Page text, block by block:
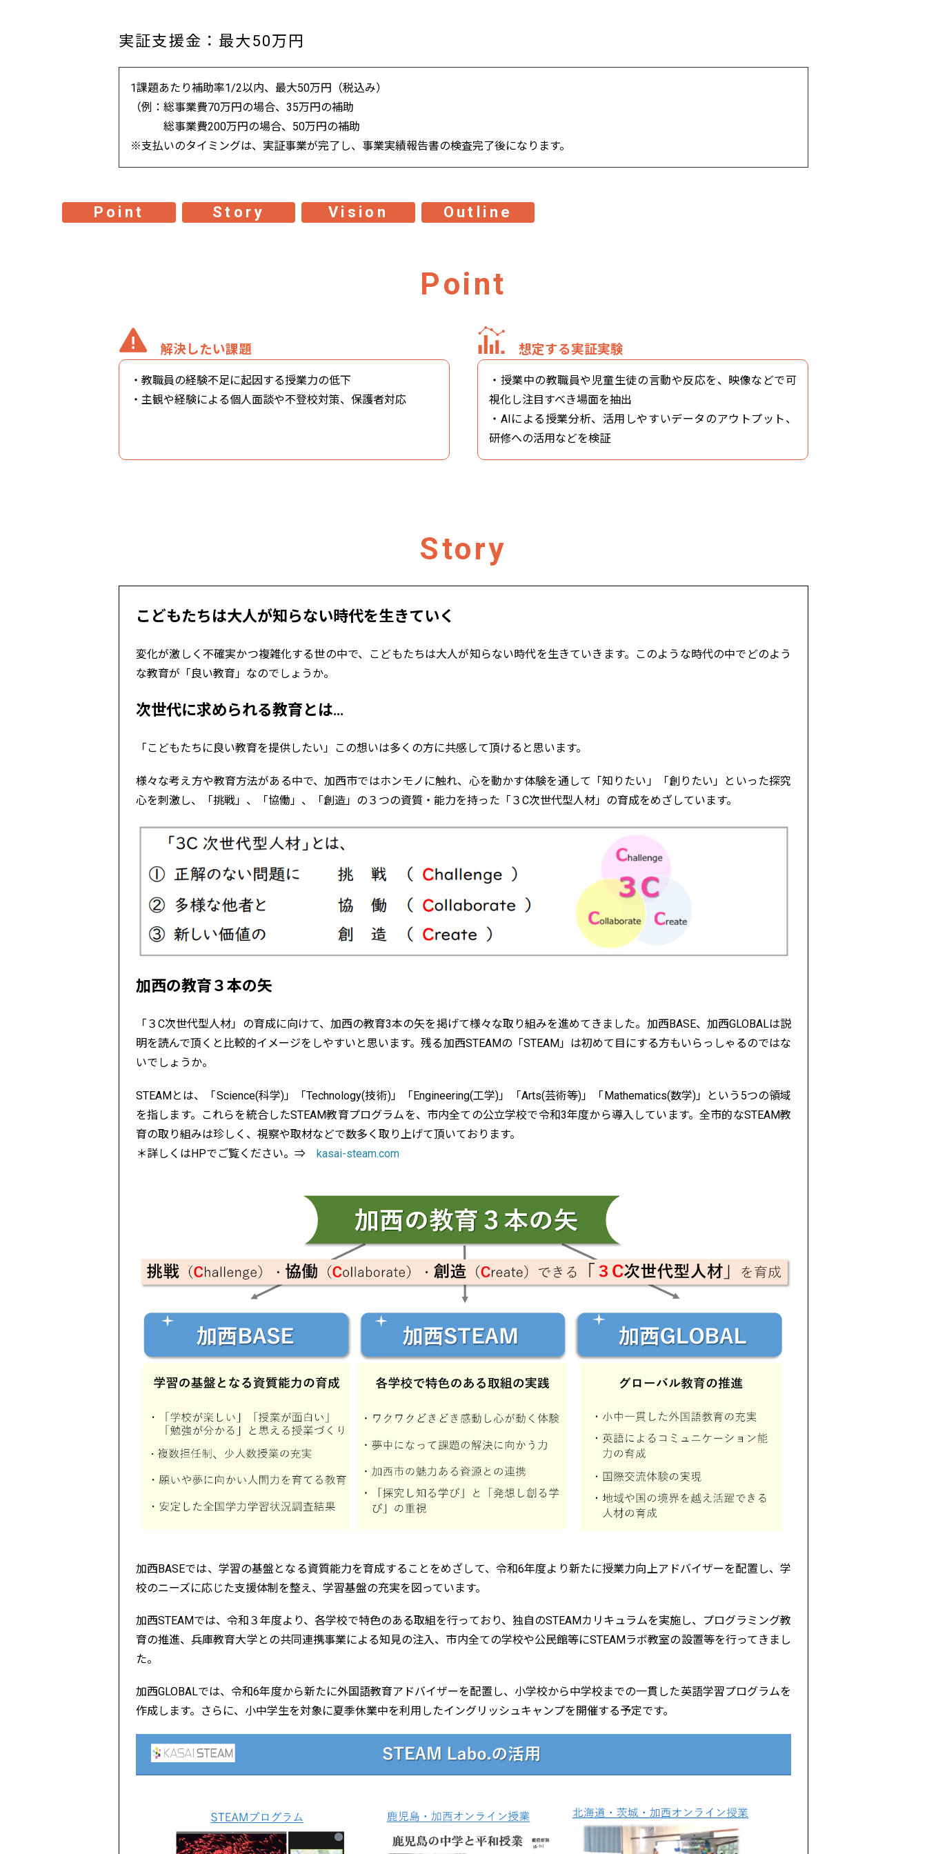
実証支援金：最大50万円
1課題あたり補助率1/2以内、最大50万円（税込み）
（例：総事業費70万円の場合、35万円の補助
総事業費200万円の場合、50万円の補助
※支払いのタイミングは、実証事業が完了し、事業実績報告書の検査完了後になります。
Point Story Vision Outline
Point
解決したい課題
・教職員の経験不足に起因する授業力の低下
・主観や経験による個人面談や不登校対策、保護者対応
想定する実証実験
・授業中の教職員や児童生徒の言動や反応を、映像などで可
視化し注目すべき場面を抽出
・AIによる授業分析、活用しやすいデータのアウトプット、
研修への活用などを検証
Story
こどもたちは大人が知らない時代を生きていく
変化が激しく不確実かつ複雑化する世の中で、こどもたちは大人が知らない時代を生きていきます。このような時代の中でどのよう
な教育が「良い教育」なのでしょうか。
次世代に求められる教育とは…
「こどもたちに良い教育を提供したい」この想いは多くの方に共感して頂けると思います。
様々な考え方や教育方法がある中で、加西市ではホンモノに触れ、心を動かす体験を通して「知りたい」「創りたい」といった探究
心を刺激し、「挑戦」、「協働」、「創造」の３つの資質・能力を持った「３C次世代型人材」の育成をめざしています。
加西の教育３本の矢
「３C次世代型人材」の育成に向けて、加西の教育3本の矢を掲げて様々な取り組みを進めてきました。加西BASE、加西GLOBALは説
明を読んで頂くと比較的イメージをしやすいと思います。残る加西STEAMの「STEAM」は初めて目にする方もいらっしゃるのではな
いでしょうか。
STEAMとは、「Science(科学)」「Technology(技術)」「Engineering(工学)」「Arts(芸術等)」「Mathematics(数学)」という5つの領域
を指します。これらを統合したSTEAM教育プログラムを、市内全ての公立学校で令和3年度から導入しています。全市的なSTEAM教
育の取り組みは珍しく、視察や取材などで数多く取り上げて頂いております。
＊詳しくはHPでご覧ください。⇒ kasai-steam.com
加西BASEでは、学習の基盤となる資質能力を育成することをめざして、令和6年度より新たに授業力向上アドバイザーを配置し、学
校のニーズに応じた支援体制を整え、学習基盤の充実を図っています。
加西STEAMでは、令和３年度より、各学校で特色のある取組を行っており、独自のSTEAMカリキュラムを実施し、プログラミング教
育の推進、兵庫教育大学との共同連携事業による知見の注入、市内全ての学校や公民館等にSTEAMラボ教室の設置等を行ってきまし
た。
加西GLOBALでは、令和6年度から新たに外国語教育アドバイザーを配置し、小学校から中学校までの一貫した英語学習プログラムを
作成します。さらに、小中学生を対象に夏季休業中を利用したイングリッシュキャンプを開催する予定です。